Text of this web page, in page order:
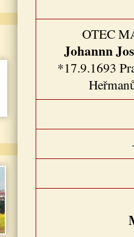
OTEC
Johannn
*17.9.1693